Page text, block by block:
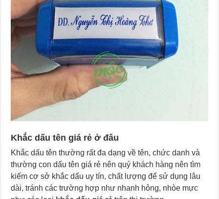
Khắc dấu tên giá rẻ ở đâu
Khắc dấu tên thường rất đa dạng về tên, chức danh và
thường con dấu tên giá rẻ nên quý khách hàng nên tìm
kiếm cơ sở khắc dấu uy tín, chất lượng để sử dụng lâu
dài, tránh các trường hợp như nhanh hỏng, nhòe mực